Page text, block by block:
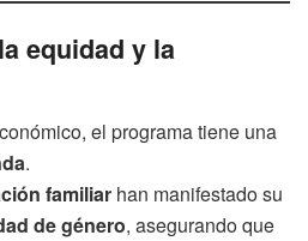
equidad y la
el programa tiene una
.
familiar han manifestado su
de género, asegurando que